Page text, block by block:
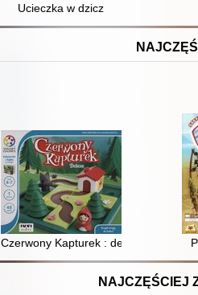
Ucieczka w dzicz
Czerwony Kapturek : deluxe
NAJCZĘŚCIEJ